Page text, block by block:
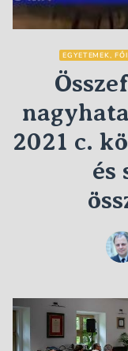
EGYETEMEK,
2021 c.
és